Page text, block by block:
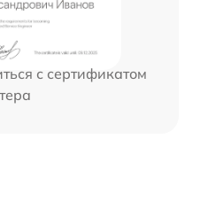
с сертификатом